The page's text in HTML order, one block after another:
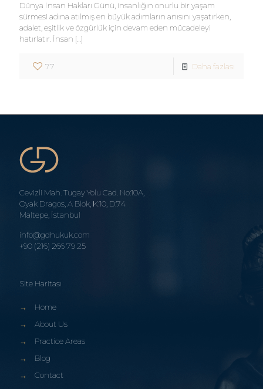
Dünya İnsan Hakları Günü, insanlığın onurlu bir yaşam
sürmesi adına atılmış en büyük adımların anısını yaşatırken,
adalet, eşitlik ve özgürlük için devam eden mücadeleyi
hatırlatır. İnsan […]
77 Daha fazlası
Cevizli Mah. Tugay Yolu Cad. No:10A,
Oyak Dragos, A Blok, K:10, D:74
Maltepe, İstanbul
info@gdhukuk.com
+90 (216) 266 79 25
Site Haritası
→
Home
→
About Us
→
Practice Areas
→
Blog
→
Contact